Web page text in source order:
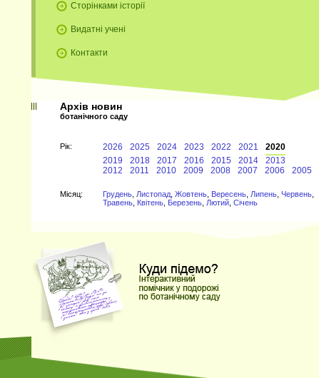
Сторінками історії
Видатні учені
Контакти
Архів новин
ботанічного саду
Рiк: 2026 2025 2024 2023 2022 2021
2020
2019
2018 2017 2016 2015 2014
2013
2012
2011 2010 2009 2008 2007 2006 2005
Мiсяц: Грудень Листопад Жовтень Вересень Липень Червень
Травень Квітень Березень Лютий Січень